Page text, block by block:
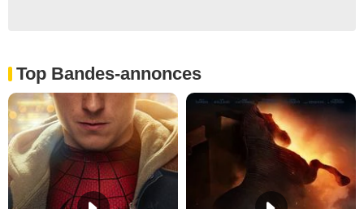
Top Bandes-annonces